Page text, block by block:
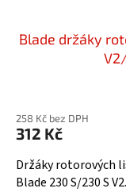
Blade držáky
258 Kč bez DPH
312 Kč
Držáky rotorových
Blade 230 S/230 S V2.